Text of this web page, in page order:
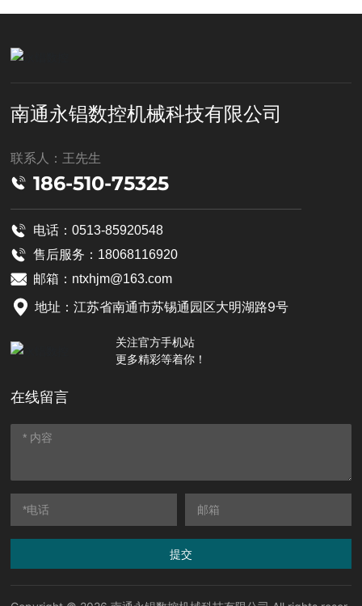
南通永锠数控机械科技有限公司
联系人：王先生
186-510-75325
电话：0513-85920548
售后服务： 18068116920
邮箱： ntxhjm@163.com
地址：江苏省南通市苏锡通园区大明湖路9号
关注官方手机站
更多精彩等着你！
在线留言
提交